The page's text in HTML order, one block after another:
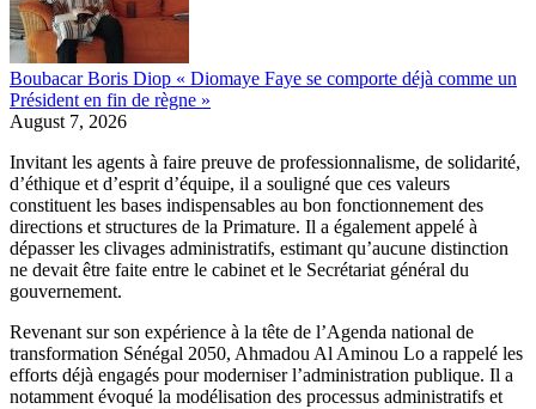
Boubacar Boris Diop « Diomaye Faye se comporte déjà comme un
Président en fin de règne »
August 7, 2026
Invitant les agents à faire preuve de professionnalisme, de solidarité,
d’éthique et d’esprit d’équipe, il a souligné que ces valeurs
constituent les bases indispensables au bon fonctionnement des
directions et structures de la Primature. Il a également appelé à
dépasser les clivages administratifs, estimant qu’aucune distinction
ne devait être faite entre le cabinet et le Secrétariat général du
gouvernement.
Revenant sur son expérience à la tête de l’Agenda national de
transformation Sénégal 2050, Ahmadou Al Aminou Lo a rappelé les
efforts déjà engagés pour moderniser l’administration publique. Il a
notamment évoqué la modélisation des processus administratifs et